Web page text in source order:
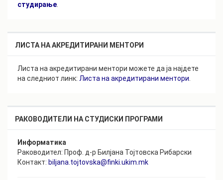
студирање
ЛИСТА НА АКРЕДИТИРАНИ МЕНТОРИ
Листа на акредитирани ментори можете да ја најдете
на следниот линк: Листа на акредитирани ментори
РАКОВОДИТЕЛИ НА СТУДИСКИ ПРОГРАМИ
Информатика
Раководител: Проф. д-р Билјана Тојтовска Рибарски
Контакт: biljana.tojtovska@finki.ukim.mk